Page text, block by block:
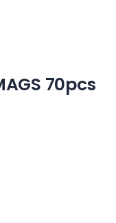
70pcs